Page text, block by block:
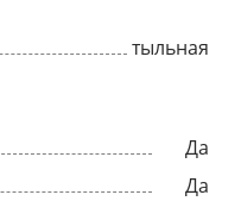
тыльная
Да
Да